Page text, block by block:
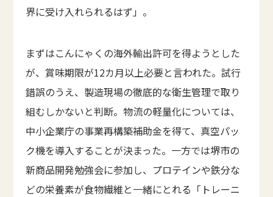
界に受け入れられるはず」。
まずはこんにゃくの海外輸出許可を得ようとした
が、賞味期限が12カ月以上必要と言われた。試行
錯誤のうえ、製造現場の徹底的な衛生管理で取り
組むしかないと判断。物流の軽量化については、
中小企業庁の事業再構築補助金を得て、真空パッ
ク機を導入することが決まった。一方では堺市の
新商品開発勉強会に参加し、プロテインや鉄分な
どの栄養素が食物繊維と一緒にとれる「トレーニ